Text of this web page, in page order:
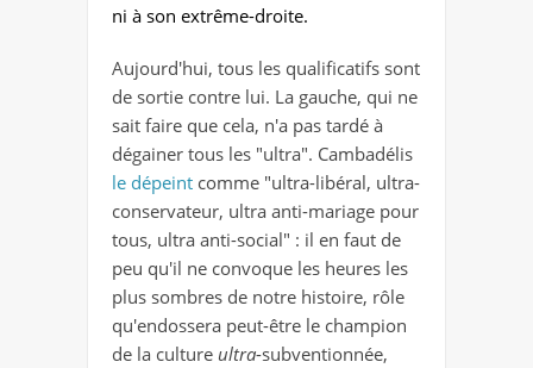
ni à son extrême-droite.
Aujourd'hui, tous les qualificatifs sont
de sortie contre lui. La gauche, qui ne
sait faire que cela, n'a pas tardé à
dégainer tous les "ultra". Cambadélis
le dépeint comme "ultra-libéral, ultra-
conservateur, ultra anti-mariage pour
tous, ultra anti-social" : il en faut de
peu qu'il ne convoque les heures les
plus sombres de notre histoire, rôle
qu'endossera peut-être le champion
de la culture ultra-subventionnée,